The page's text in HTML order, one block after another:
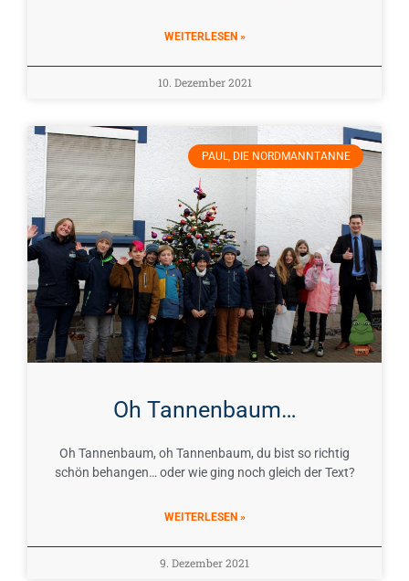
WEITERLESEN »
10. Dezember 2021
PAUL, DIE NORDMANNTANNE
Oh Tannenbaum…
Oh Tannenbaum, oh Tannenbaum, du bist so richtig
schön behangen… oder wie ging noch gleich der Text?
WEITERLESEN »
9. Dezember 2021